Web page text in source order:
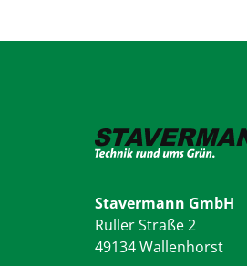
Stavermann GmbH
Ruller Straße 2
49134 Wallenhorst